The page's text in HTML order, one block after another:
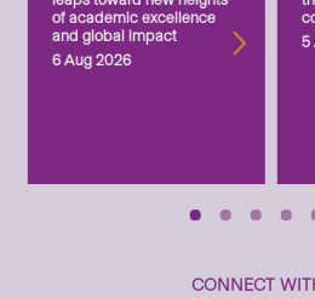
of academic excellence
and global impact
6 Aug 2026
5
CONNECT